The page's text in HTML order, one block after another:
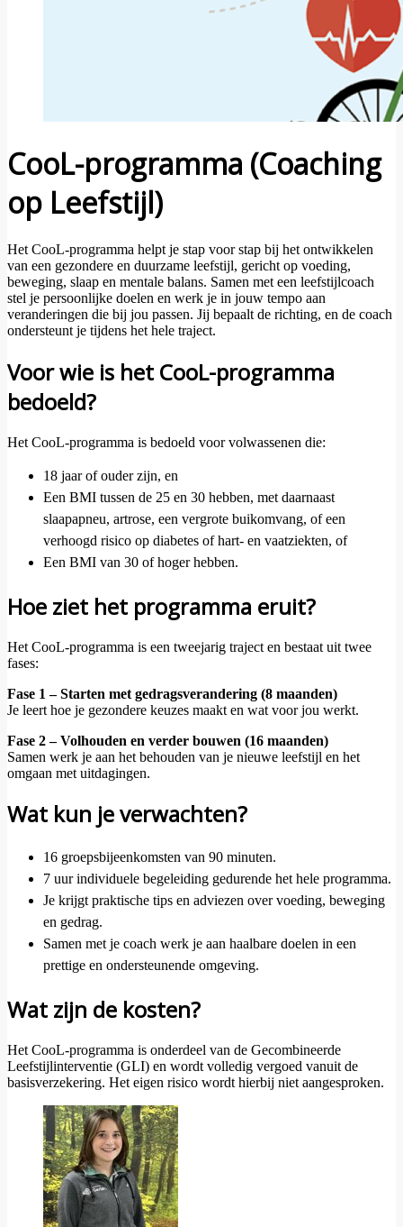
CooL-programma (Coaching
op Leefstijl)
Het CooL-programma helpt je stap voor stap bij het ontwikkelen
van een gezondere en duurzame leefstijl, gericht op voeding,
beweging, slaap en mentale balans. Samen met een leefstijlcoach
stel je persoonlijke doelen en werk je in jouw tempo aan
veranderingen die bij jou passen. Jij bepaalt de richting, en de coach
ondersteunt je tijdens het hele traject.
Voor wie is het CooL-programma
bedoeld?
Het CooL-programma is bedoeld voor volwassenen die:
18 jaar of ouder zijn, en
Een BMI tussen de 25 en 30 hebben, met daarnaast
slaapapneu, artrose, een vergrote buikomvang, of een
verhoogd risico op diabetes of hart- en vaatziekten, of
Een BMI van 30 of hoger hebben.
Hoe ziet het programma eruit?
Het CooL-programma is een tweejarig traject en bestaat uit twee
fases:
Fase 1 – Starten met gedragsverandering (8 maanden)
Je leert hoe je gezondere keuzes maakt en wat voor jou werkt.
Fase 2 – Volhouden en verder bouwen (16 maanden)
Samen werk je aan het behouden van je nieuwe leefstijl en het
omgaan met uitdagingen.
Wat kun je verwachten?
16 groepsbijeenkomsten van 90 minuten.
7 uur individuele begeleiding gedurende het hele programma.
Je krijgt praktische tips en adviezen over voeding, beweging
en gedrag.
Samen met je coach werk je aan haalbare doelen in een
prettige en ondersteunende omgeving.
Wat zijn de kosten?
Het CooL-programma is onderdeel van de Gecombineerde
Leefstijlinterventie (GLI) en wordt volledig vergoed vanuit de
basisverzekering. Het eigen risico wordt hierbij niet aangesproken.